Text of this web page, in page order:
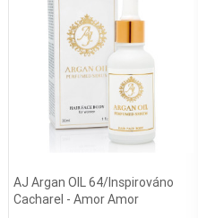
AJ Argan OIL 64/Inspirováno
Cacharel - Amor Amor